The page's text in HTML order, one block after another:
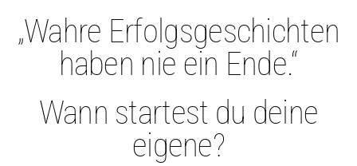
„Wahre Erfolgsgeschichten
haben nie ein Ende.“
Wann startest du deine
eigene?